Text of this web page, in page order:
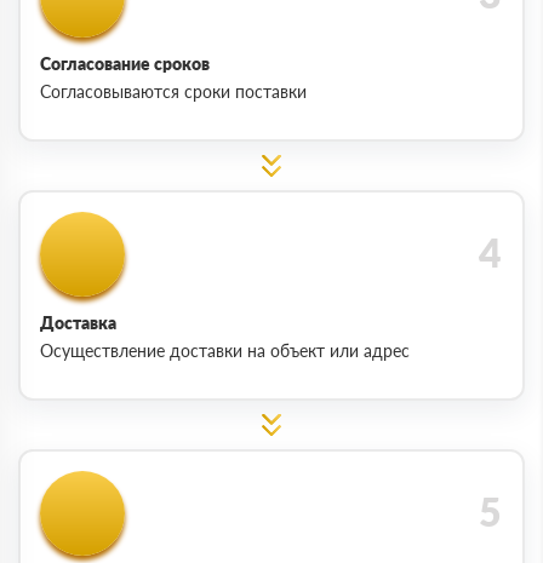
Согласование сроков
Согласовываются сроки поставки
Доставка
Осуществление доставки на объект или адрес